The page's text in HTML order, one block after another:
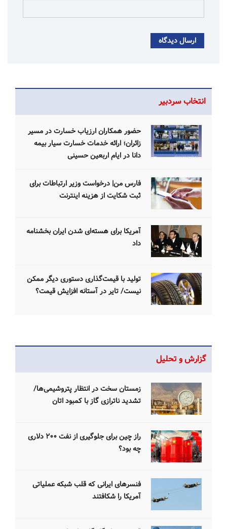
ارسال دیدگاه
انتخاب سردبیر
حضور همکاران ارزیاب خسارت در مسیر
زائران؛ ارائه خدمات خسارت سیار بیمه
دانا در ایام اربعین حسینی
فارس من| درخواست وزیر ارتباطات برای
ثبت شکایت از هزینه اینترنت
آمریکا برای هسته‌ای شدن ایران بخشنامه
داد
تولید با قیمت‌گذاری دستوری دیگر ممکن
نیست/ تایر در آستانه افزایش قیمت؟
گزارش و تحلیل
زمستان سخت‌ در انتظار پتروشیمی‌ها/
تشدید ناترازی گاز با کمبود اتان
راز چین برای جلوگیری از نفت ۲۰۰ دلاری
چه بود؟
فنسرهای ایرانی که قلب شبکه عملیاتی
آمریکا را شکافتند